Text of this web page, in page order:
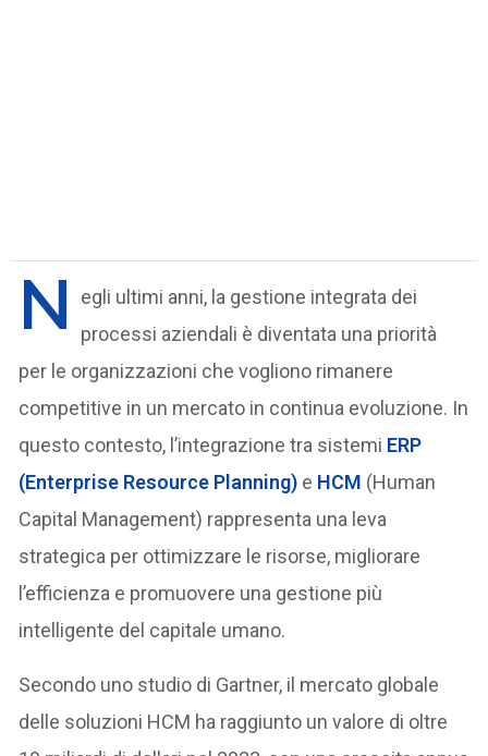
N
egli ultimi anni, la gestione integrata dei
processi aziendali è diventata una priorità
per le organizzazioni che vogliono rimanere
competitive in un mercato in continua evoluzione. In
questo contesto, l’integrazione tra sistemi ERP
(Enterprise Resource Planning) e HCM (Human
Capital Management) rappresenta una leva
strategica per ottimizzare le risorse, migliorare
l’efficienza e promuovere una gestione più
intelligente del capitale umano.
Secondo uno studio di Gartner, il mercato globale
delle soluzioni HCM ha raggiunto un valore di oltre